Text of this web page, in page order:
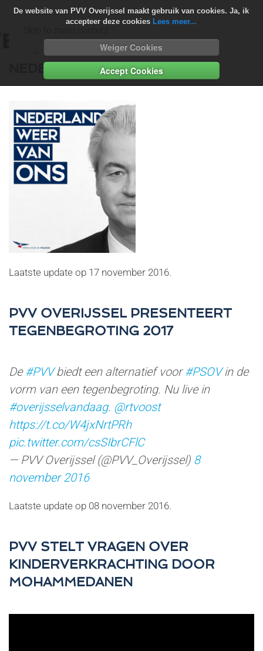
De website van PVV Overijssel maakt gebruik van cookies. Ja, ik
accepteer deze cookies Lees meer...
Weiger Cookies
Accept Cookies
Skip to main content
NEDERLAND WEER VAN ONS
Laatste update op 17 november 2016.
PVV OVERIJSSEL PRESENTEERT
TEGENBEGROTING 2017
De #PVVbiedt een alternatief voor #PSOVin de
vorm van een tegenbegroting. Nu live in
#overijsselvandaag. @rtvoost
https://t.co/W4jxNrtPRh
pic.twitter.com/csSIbrCFlC
— PVV Overijssel (@PVV_Overijssel) 8
november 2016
Laatste update op 08 november 2016.
PVV STELT VRAGEN OVER
KINDERVERKRACHTING DOOR
MOHAMMEDANEN